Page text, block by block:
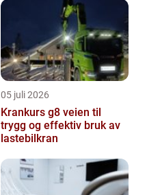
05 juli 2026
Krankurs g8 veien til
trygg og effektiv bruk av
lastebilkran